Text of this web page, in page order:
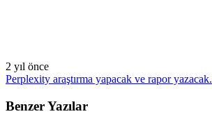
2 yıl önce
Perplexity araştırma yapacak ve rapor yazacak.
Benzer Yazılar